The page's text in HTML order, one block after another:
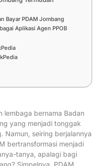
Bayar PDAM Jombang
Aplikasi Agen PPOB
lembaga bernama Badan
yang menjadi tonggak
Namun, seiring berjalannya
bertransformasi menjadi
tanya, apalagi bagi